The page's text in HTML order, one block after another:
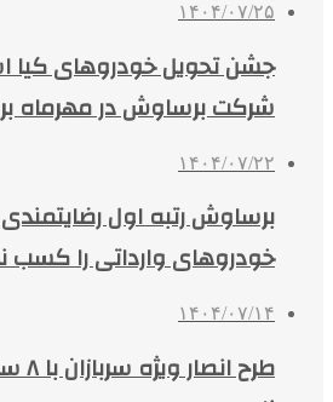
۱۴۰۴/۰۷/۲۵
جشن تحویل خودروهای کیا
شرکت برساوش در مهرماه
۱۴۰۴/۰۷/۲۲
برساوش رتبه اول
خودروهای وارداتی را کسب
۱۴۰۴/۰۷/۱۴
طرح